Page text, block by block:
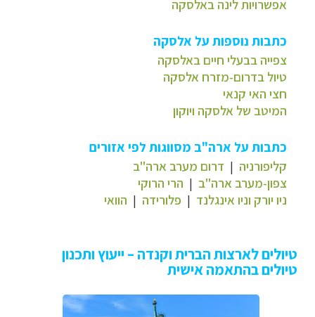
אפשרויות לינה באלסקה
כתבות נוספות על אלסקה
צפייה בבעלי חיים באלסקה
טיול בדרום-מזרח אלסקה
חצי האי קנאי
המיטב של אלסקה ויוקון
כתבות על ארה"ב מסווגות לפי אזורים
קליפורניה | דרום מערב ארה"ב
צפון-מערב ארה"ב | הרי הרוקי
ניו יורק וניו אינגלנד | פלורידה | הוואי
טיולים לארצות הברית וקנדה – ייעוץ ותכנון
טיולים בהתאמה אישית